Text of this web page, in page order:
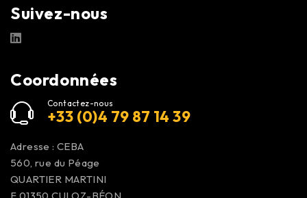
Suivez-nous
Coordonnées
Contactez-nous
+33 (0)4 79 87 14 39
Adresse : CEBA
560, rue du Péage
QUARTIER MARTINI